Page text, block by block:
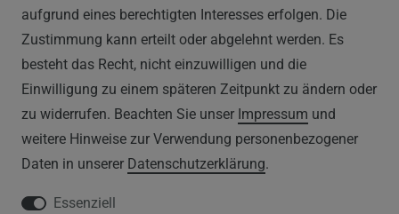
WIDERRUFSRECHT
IMPRESSUM
DATENSCHUTZERKLÄRUNG
HINWEISE ZUM ELEKTROGESETZ
aufgrund eines berechtigten Interesses erfolgen. Die
Zustimmung kann erteilt oder abgelehnt werden. Es
besteht das Recht, nicht einzuwilligen und die
Einwilligung zu einem späteren Zeitpunkt zu ändern oder
zu widerrufen. Beachten Sie unser Impressum und
weitere Hinweise zur Verwendung personenbezogener
Daten in unserer Daten­schutz­erklärung.
Essenziell